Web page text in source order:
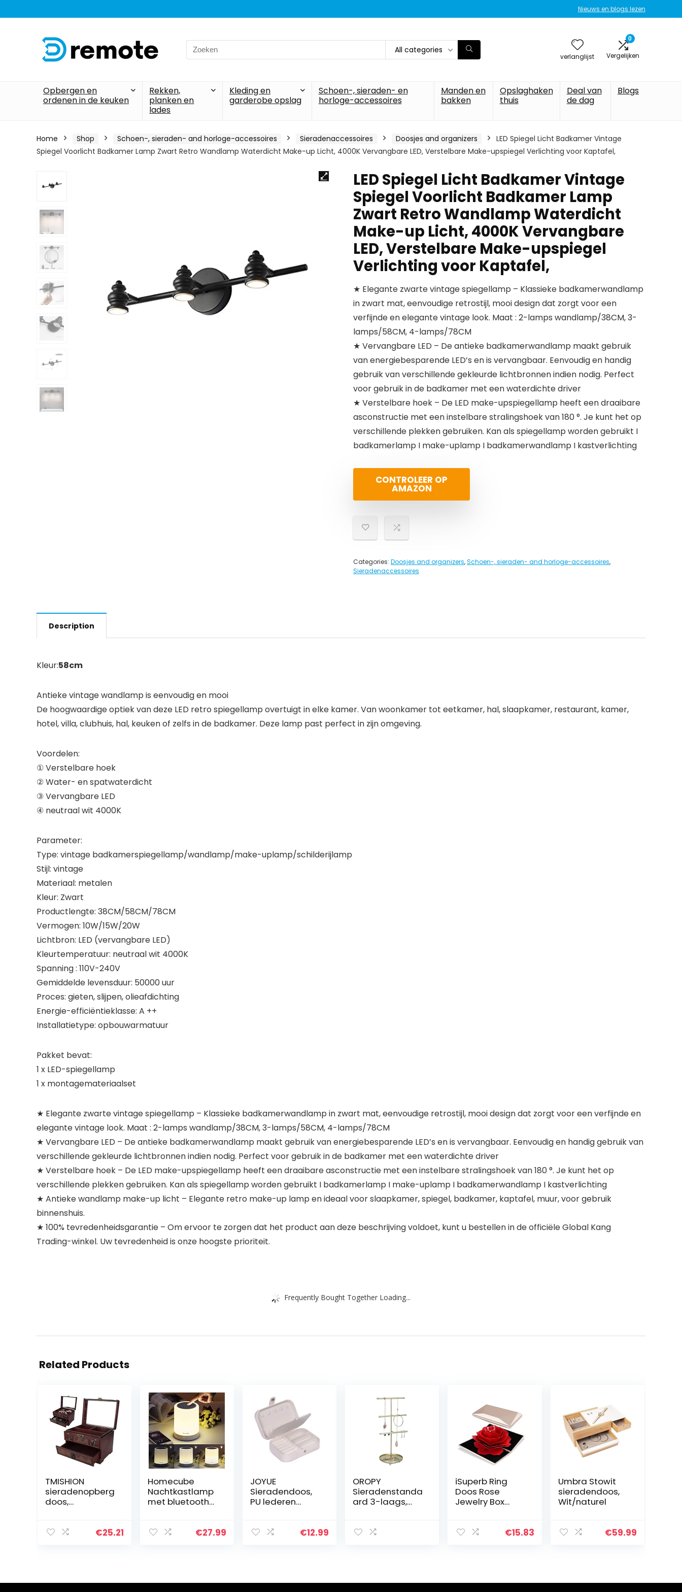
Nieuws en blogs lezen
Search
for:
All categories
verlanglijst
0
Vergelijken
Opbergen en
ordenen in de keuken
Rekken,
planken en
lades
Kleding en
garderobe opslag
Schoen-, sieraden- en
horloge-accessoires
Manden en
bakken
Opslaghaken
thuis
Deal van
de dag
Blogs
Home Shop Schoen-, sieraden- and horloge-accessoires Sieradenaccessoires Doosjes and organizers
LED Spiegel Licht Badkamer Vintage
Spiegel Voorlicht Badkamer Lamp Zwart Retro Wandlamp Waterdicht Make-up Licht, 4000K Vervangbare LED, Verstelbare Make-upspiegel Verlichting voor Kaptafel,
LED Spiegel Licht Badkamer Vintage
Spiegel Voorlicht Badkamer Lamp
Zwart Retro Wandlamp Waterdicht
Make-up Licht, 4000K Vervangbare
LED, Verstelbare Make-upspiegel
Verlichting voor Kaptafel,
★ Elegante zwarte vintage spiegellamp – Klassieke badkamerwandlamp
in zwart mat, eenvoudige retrostijl, mooi design dat zorgt voor een
verfijnde en elegante vintage look. Maat : 2-lamps wandlamp/38CM, 3-
lamps/58CM, 4-lamps/78CM
★ Vervangbare LED – De antieke badkamerwandlamp maakt gebruik
van energiebesparende LED’s en is vervangbaar. Eenvoudig en handig
gebruik van verschillende gekleurde lichtbronnen indien nodig. Perfect
voor gebruik in de badkamer met een waterdichte driver
★ Verstelbare hoek – De LED make-upspiegellamp heeft een draaibare
asconstructie met een instelbare stralingshoek van 180 °. Je kunt het op
verschillende plekken gebruiken. Kan als spiegellamp worden gebruikt I
badkamerlamp I make-uplamp I badkamerwandlamp I kastverlichting
CONTROLEER OP
AMAZON
Categories: Doosjes and organizers,Schoen-, sieraden- and horloge-accessoires,
Sieradenaccessoires
Description
Kleur:58cm
Antieke vintage wandlamp is eenvoudig en mooi
De hoogwaardige optiek van deze LED retro spiegellamp overtuigt in elke kamer. Van woonkamer tot eetkamer, hal, slaapkamer, restaurant, kamer,
hotel, villa, clubhuis, hal, keuken of zelfs in de badkamer. Deze lamp past perfect in zijn omgeving.
Voordelen:
① Verstelbare hoek
② Water- en spatwaterdicht
③ Vervangbare LED
④ neutraal wit 4000K
Parameter:
Type: vintage badkamerspiegellamp/wandlamp/make-uplamp/schilderijlamp
Stijl: vintage
Materiaal: metalen
Kleur: Zwart
Productlengte: 38CM/58CM/78CM
Vermogen: 10W/15W/20W
Lichtbron: LED (vervangbare LED)
Kleurtemperatuur: neutraal wit 4000K
Spanning : 110V-240V
Gemiddelde levensduur: 50000 uur
Proces: gieten, slijpen, olieafdichting
Energie-efficiëntieklasse: A ++
Installatietype: opbouwarmatuur
Pakket bevat:
1 x LED-spiegellamp
1 x montagemateriaalset
★ Elegante zwarte vintage spiegellamp – Klassieke badkamerwandlamp in zwart mat, eenvoudige retrostijl, mooi design dat zorgt voor een verfijnde en
elegante vintage look. Maat : 2-lamps wandlamp/38CM, 3-lamps/58CM, 4-lamps/78CM
★ Vervangbare LED – De antieke badkamerwandlamp maakt gebruik van energiebesparende LED’s en is vervangbaar. Eenvoudig en handig gebruik van
verschillende gekleurde lichtbronnen indien nodig. Perfect voor gebruik in de badkamer met een waterdichte driver
★ Verstelbare hoek – De LED make-upspiegellamp heeft een draaibare asconstructie met een instelbare stralingshoek van 180 °. Je kunt het op
verschillende plekken gebruiken. Kan als spiegellamp worden gebruikt I badkamerlamp I make-uplamp I badkamerwandlamp I kastverlichting
★ Antieke wandlamp make-up licht – Elegante retro make-up lamp en ideaal voor slaapkamer, spiegel, badkamer, kaptafel, muur, voor gebruik
binnenshuis.
★ 100% tevredenheidsgarantie – Om ervoor te zorgen dat het product aan deze beschrijving voldoet, kunt u bestellen in de officiële Global Kang
Trading-winkel. Uw tevredenheid is onze hoogste prioriteit.
Frequently Bought Together Loading...
Related Products
TMISHION
sieradenopberg
doos,
opbergen,
ringen…
€25.21
Homecube
Nachtkastlamp
met bluetooth-
met dimmer en
€27.99
JOYUE
Sieradendoos,
PU lederen
Opbergdoos€12.99
OROPY
Sieradenstanda
ard 3-laags,
Sieradenorganis
op…
iSuperb Ring
Doos Rose
Jewelry Box
Boxes Rings €15.83
Umbra Stowit
sieradendoos,
Wit/naturel
€59.99